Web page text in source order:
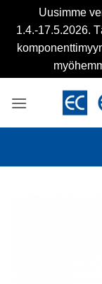
Uusimme
1.4.-17.5.2026.